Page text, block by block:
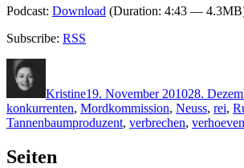
Podcast: Download (Duration: 4:43 —
Subscribe: RSS
Kristine19. November 201028.
konkurrenten, Mordkommission, Neuss, rei,
Tannenbaumproduzent, verbrechen, verhoeven
Seiten